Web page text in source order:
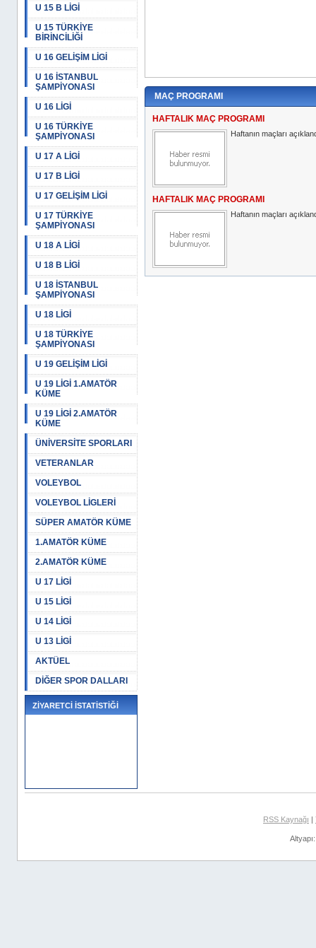
U 15 B LİGİ
U 15 TÜRKİYE
BİRİNCİLİĞİ
U 16 GELİŞİM LİGİ
U 16 İSTANBUL
ŞAMPİYONASI
U 16 LİGİ
U 16 TÜRKİYE
ŞAMPİYONASI
U 17 A LİGİ
U 17 B LİGİ
U 17 GELİŞİM LİGİ
U 17 TÜRKİYE
ŞAMPİYONASI
U 18 A LİGİ
U 18 B LİGİ
U 18 İSTANBUL
ŞAMPİYONASI
U 18 LİGİ
U 18 TÜRKİYE
ŞAMPİYONASI
U 19 GELİŞİM LİGİ
U 19 LİGİ 1.AMATÖR
KÜME
U 19 LİGİ 2.AMATÖR
KÜME
ÜNİVERSİTE SPORLARI
VETERANLAR
VOLEYBOL
VOLEYBOL LİGLERİ
SÜPER AMATÖR KÜME
1.AMATÖR KÜME
2.AMATÖR KÜME
U 17 LİGİ
U 15 LİGİ
U 14 LİGİ
U 13 LİGİ
AKTÜEL
DİĞER SPOR DALLARI
ZİYARETCİ İSTATİSTİĞİ
MAÇ PROGRAMI
HAFTALIK MAÇ PROGRAMI
Haftanın maçları
HAFTALIK MAÇ PROGRAMI
Haftanın maçları
RSS Kaynağı |